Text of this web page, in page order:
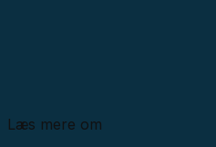
Læs mere om